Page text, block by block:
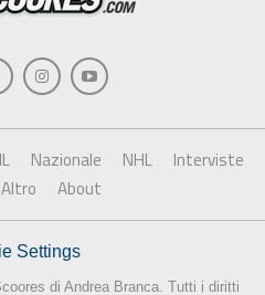
Nazionale NHL
Interviste
Altro About
Settings
di Andrea Branca. Tutti i diritti